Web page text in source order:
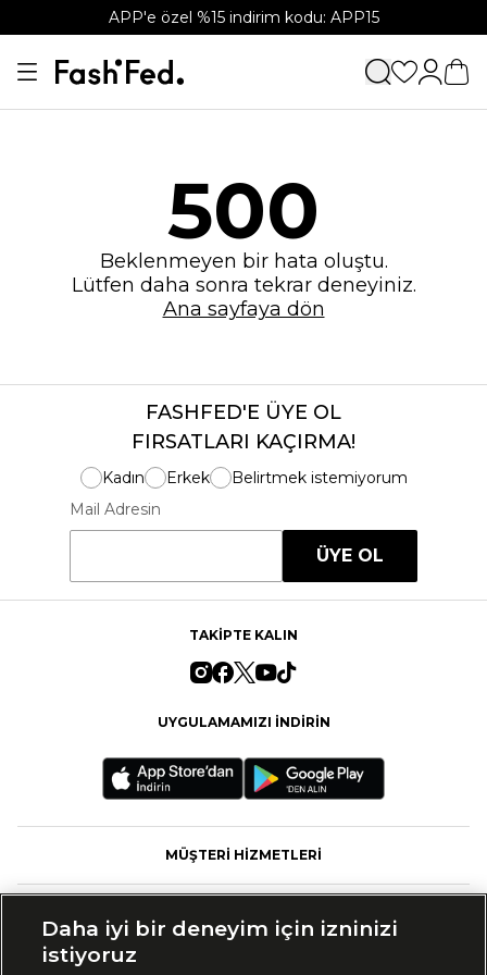
APP'e özel %15 indirim kodu: APP15
500
Beklenmeyen bir hata oluştu.
Lütfen daha sonra tekrar deneyiniz.
Ana sayfaya dön
FASHFED'E ÜYE OL
FIRSATLARI KAÇIRMA!
Kadın Erkek
Belirtmek istemiyorum
Mail Adresin
ÜYE OL
TAKİPTE KALIN
UYGULAMAMIZI İNDİRİN
MÜŞTERİ HİZMETLERİ
Daha iyi bir deneyim için izninizi
istiyoruz